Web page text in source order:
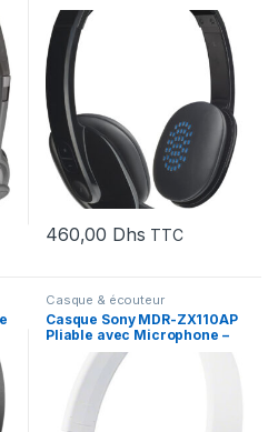
microphone anti-parasite –
USB (981-000480)
460,00 Dhs TTC
Casque & écouteur
Casque Sony MDR-ZX110AP
‎Pliable avec Microphone –
Jack 3,5 mm
(MDRZX110APWZE)